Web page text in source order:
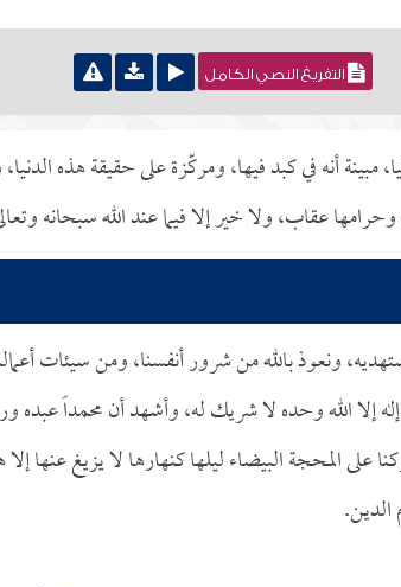
التفريغ النصي الكامل
أنه في كبد فيها، ومركّزة على حقيقة هذه
عقاب، ولا خير إلا فيما عند الله سبحانه
ونعوذ بالله من شرور أنفسنا، ومن سيئات
إلا الله وحده لا شريك له، وأشهد أن محمداً عبده
المحجة البيضاء ليلها كنهارها لا يزيغ عنها